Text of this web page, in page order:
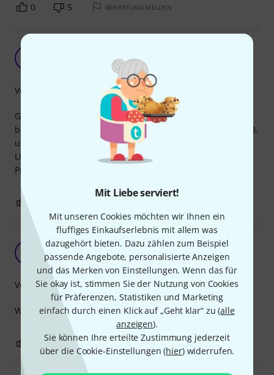
Mit Liebe serviert!
Mit unseren Cookies möchten wir Ihnen ein
fluffiges Einkaufserlebnis mit allem was
dazugehört bieten. Dazu zählen zum Beispiel
passende Angebote, personalisierte Anzeigen
und das Merken von Einstellungen. Wenn das für
Sie okay ist, stimmen Sie der Nutzung von Cookies
für Präferenzen, Statistiken und Marketing
einfach durch einen Klick auf „Geht klar“ zu (alle
anzeigen).
Sie können Ihre erteilte Zustimmung jederzeit
über die Cookie-Einstellungen (hier) widerrufen.
0 5 BEWERTUNG MELDEN
Anonym 09.04.2016
Gute Verarbeitung trotz seines niedrigen Preises! Wir
benutzen ihn täglich (in der Technik AG unserer Schule) z.B.
um unsere XLR Kabel für unsere LED Pars oder Moving
Lights zu nutzen! Alles in allem ein sehr empfehlenswertes
Produkt gerade für diesen Preis!
Verarbeitung
Hochwertig
RyZn 18.07.2022
Wirkt hochwertig und stabil. Bin zufrieden.
Verarbeitung
0 BEWERTUNG MELDEN